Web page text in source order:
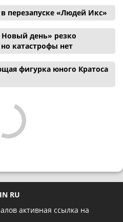
перезапуске «Людей Икс»
день» резко
катастрофы нет
фигурка юного Кратоса
RU
активная ссылка на